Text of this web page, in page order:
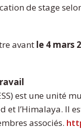
de stage
avant le 4 mars
est une unité
et l’Himalaya. Il
associés.